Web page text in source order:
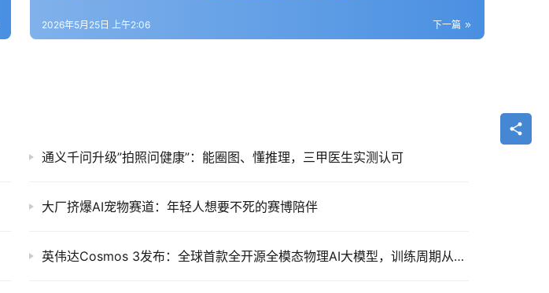
下一篇
2026年5月25日 上午2:06
通义千问升级”拍照问健康”：能圈图、懂推理，三甲医生实测认可
大厂挤爆AI宠物赛道：年轻人想要不死的赛博陪伴
英伟达Cosmos 3发布：全球首款全开源全模态物理AI大模型，训练周期从数月缩至数天